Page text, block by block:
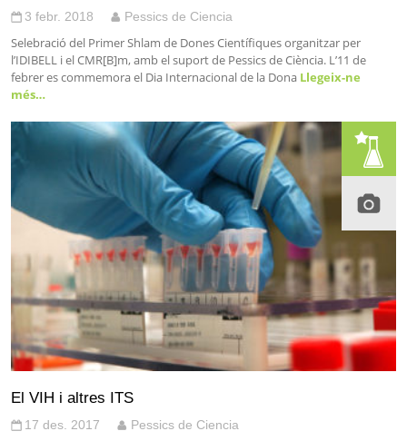
3 febr. 2018 Pessics de Ciencia
Selebració del Primer Shlam de Dones Científiques organitzar per
l’IDIBELL i el CMR[B]m, amb el suport de Pessics de Ciència. L’11 de
febrer es commemora el Dia Internacional de la Dona Llegeix-ne
més…
El VIH i altres ITS
17 des. 2017 Pessics de Ciencia